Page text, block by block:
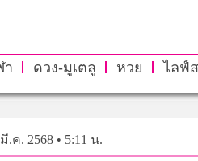
า ดวง-มูเตลู หวย ไลฟ์
.ค. 2568 • 5:11 น.